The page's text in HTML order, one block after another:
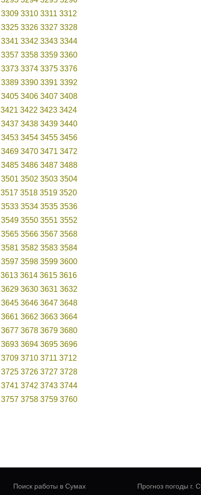
3309 3310 3311 3312
3325 3326 3327 3328
3341 3342 3343 3344
3357 3358 3359 3360
3373 3374 3375 3376
3389 3390 3391 3392
3405 3406 3407 3408
3421 3422 3423 3424
3437 3438 3439 3440
3453 3454 3455 3456
3469 3470 3471 3472
3485 3486 3487 3488
3501 3502 3503 3504
3517 3518 3519 3520
3533 3534 3535 3536
3549 3550 3551 3552
3565 3566 3567 3568
3581 3582 3583 3584
3597 3598 3599 3600
3613 3614 3615 3616
3629 3630 3631 3632
3645 3646 3647 3648
3661 3662 3663 3664
3677 3678 3679 3680
3693 3694 3695 3696
3709 3710 3711 3712
3725 3726 3727 3728
3741 3742 3743 3744
3757 3758 3759 3760
Поиск работы в Сумах Прогноз погоды г.